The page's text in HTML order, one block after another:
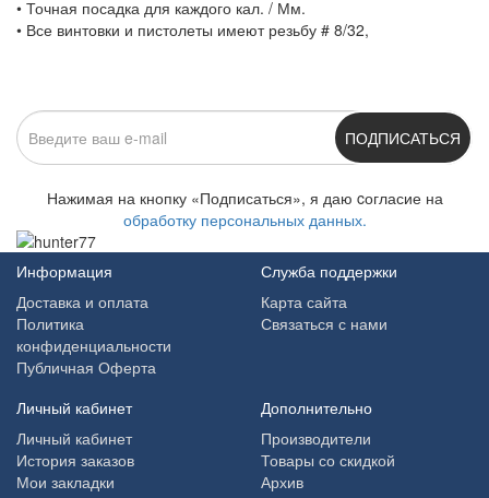
• Точная посадка для каждого кал. / Мм.
• Все винтовки и пистолеты имеют резьбу # 8/32,
ПОДПИСАТЬСЯ
Нажимая на кнопку «Подписаться», я даю cогласие на
обработку персональных данных.
Информация
Доставка и оплата
Политика
конфиденциальности
Публичная Оферта
Служба поддержки
Карта сайта
Связаться с нами
Личный кабинет
Личный кабинет
История заказов
Мои закладки
Дополнительно
Производители
Товары со скидкой
Архив